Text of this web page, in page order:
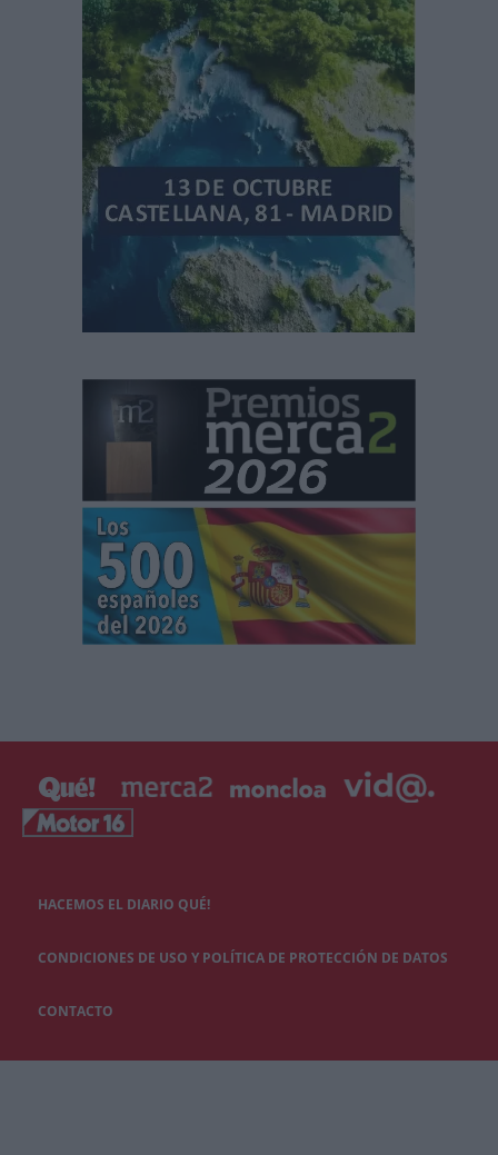
HACEMOS EL DIARIO QUÉ!
CONDICIONES DE USO Y POLÍTICA DE PROTECCIÓN DE DATOS
CONTACTO